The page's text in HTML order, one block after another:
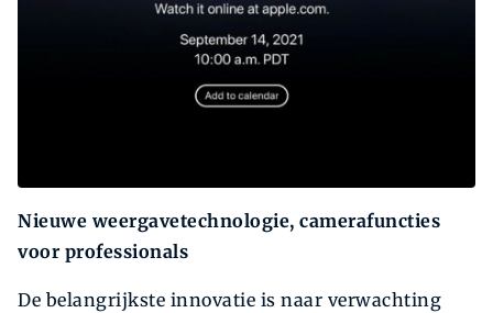
Nieuwe weergavetechnologie, camerafuncties
voor professionals
De belangrijkste innovatie is naar verwachting